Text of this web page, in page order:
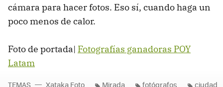
cámara para hacer fotos. Eso sí, cuando haga un
poco menos de calor.
Foto de portada| Fotografías ganadoras POY
Latam
TEMAS Xataka Foto Mirada fotógrafos ciudad